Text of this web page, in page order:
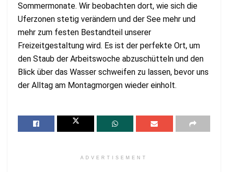
Sommermonate. Wir beobachten dort, wie sich die
Uferzonen stetig verändern und der See mehr und
mehr zum festen Bestandteil unserer
Freizeitgestaltung wird. Es ist der perfekte Ort, um
den Staub der Arbeitswoche abzuschütteln und den
Blick über das Wasser schweifen zu lassen, bevor uns
der Alltag am Montagmorgen wieder einholt.
ADVERTISEMENT